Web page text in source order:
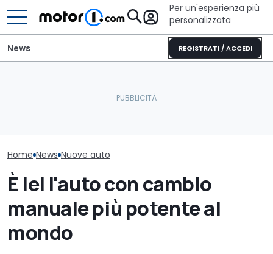
Per un'esperienza più
personalizzata
REGISTRATI / ACCEDI
News
Home News Nuove auto
È lei l'auto con cambio
manuale più potente al
mondo